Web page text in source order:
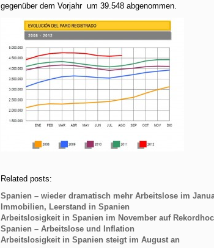
gegenüber dem Vorjahr um 39.548 abgenommen.
Related posts:
Spanien – wieder dramatisch mehr Arbeitslose im
Immobilien, Leerstand in Spanien
Arbeitslosigkeit in Spanien im November auf
Spanien – Arbeitslose und Inflation
Arbeitslosigkeit in Spanien steigt im August an